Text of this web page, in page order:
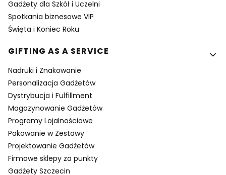
Gadżety dla Szkół i Uczelni
Spotkania biznesowe VIP
Święta i Koniec Roku
GIFTING AS A SERVICE
Nadruki i Znakowanie
Personalizacja Gadżetów
Dystrybucja i Fulfillment
Magazynowanie Gadżetów
Programy Lojalnościowe
Pakowanie w Zestawy
Projektowanie Gadżetów
Firmowe sklepy za punkty
Gadżety Szczecin